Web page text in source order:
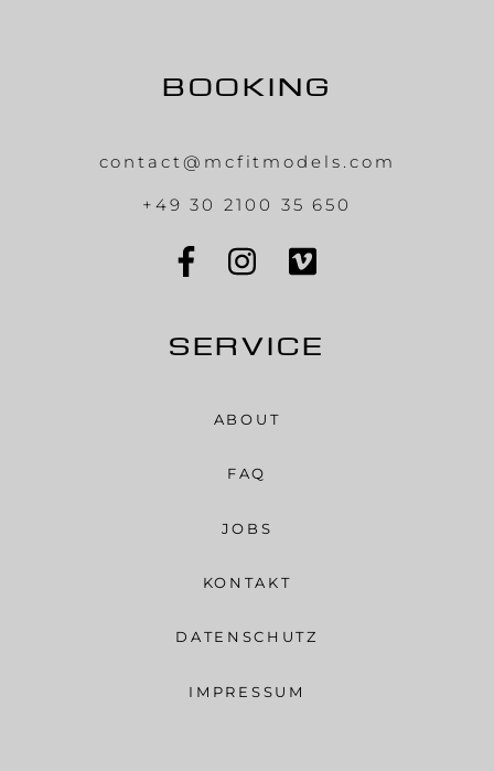
BOOKING
contact@mcfitmodels.com
+49 30 2100 35 650
SERVICE
ABOUT
FAQ
JOBS
KONTAKT
DATENSCHUTZ
IMPRESSUM